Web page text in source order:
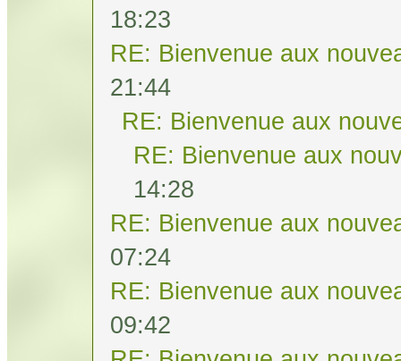
18:23
RE: Bienvenue aux
21:44
RE: Bienvenue aux
RE: Bienvenue aux
14:28
RE: Bienvenue aux
07:24
RE: Bienvenue aux
09:42